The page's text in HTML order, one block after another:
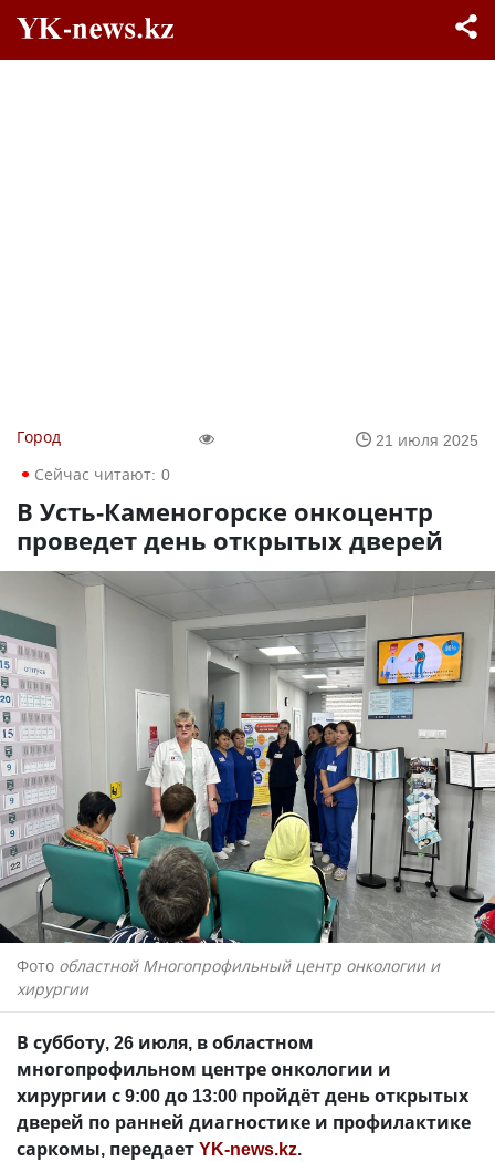
Город
21 июля 2025
Сейчас читают: 0
В Усть-Каменогорске онкоцентр
проведет день открытых дверей
Фото областной Многопрофильный центр онкологии и
хирургии
В субботу, 26 июля, в областном
многопрофильном центре онкологии и
хирургии с 9:00 до 13:00 пройдёт день открытых
дверей по ранней диагностике и профилактике
саркомы, передаетYK-news.kz.